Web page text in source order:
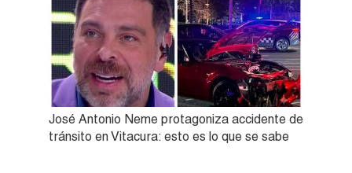
José Antonio Neme protagoniza accidente de
tránsito en Vitacura: esto es lo que se sabe